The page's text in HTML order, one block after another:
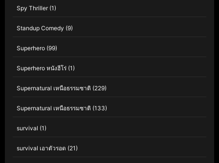
Spy Thriller(1)
Standup Comedy (9)
Superhero (99)
Superhero หนังฮีโร่ (1)
Supernatural เหนือธรรมชาติ (229)
Supernatural เหนือธรรมชาติ (133)
survival (1)
survival เอาตัวรอด (21)